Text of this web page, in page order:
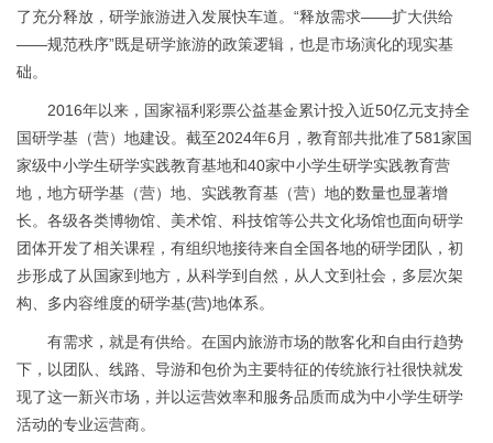
了充分释放，研学旅游进入发展快车道。“释放需求——扩大供给
——规范秩序”既是研学旅游的政策逻辑，也是市场演化的现实基
础。
2016年以来，国家福利彩票公益基金累计投入近50亿元支持全
国研学基（营）地建设。截至2024年6月，教育部共批准了581家国
家级中小学生研学实践教育基地和40家中小学生研学实践教育营
地，地方研学基（营）地、实践教育基（营）地的数量也显著增
长。各级各类博物馆、美术馆、科技馆等公共文化场馆也面向研学
团体开发了相关课程，有组织地接待来自全国各地的研学团队，初
步形成了从国家到地方，从科学到自然，从人文到社会，多层次架
构、多内容维度的研学基(营)地体系。
有需求，就是有供给。在国内旅游市场的散客化和自由行趋势
下，以团队、线路、导游和包价为主要特征的传统旅行社很快就发
现了这一新兴市场，并以运营效率和服务品质而成为中小学生研学
活动的专业运营商。